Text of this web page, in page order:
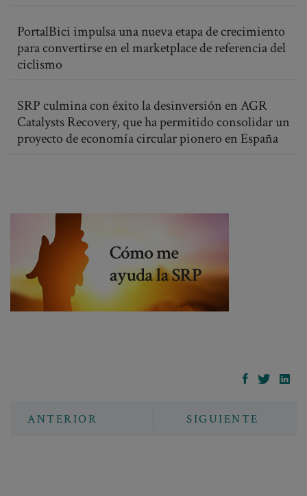
PortalBici impulsa una nueva etapa de crecimiento
para convertirse en el marketplace de referencia del
ciclismo
SRP culmina con éxito la desinversión en AGR
Catalysts Recovery, que ha permitido consolidar un
proyecto de economía circular pionero en España
ANTERIOR SIGUIENTE